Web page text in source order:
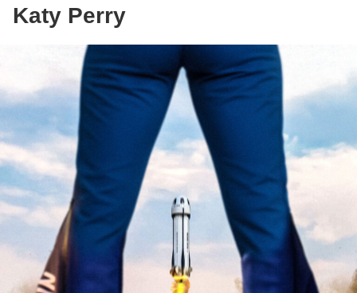
Katy Perry